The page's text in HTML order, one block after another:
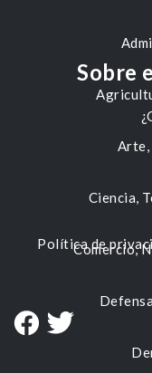
Arte,
Ciencia,
Comercio,
Sobre
Política de